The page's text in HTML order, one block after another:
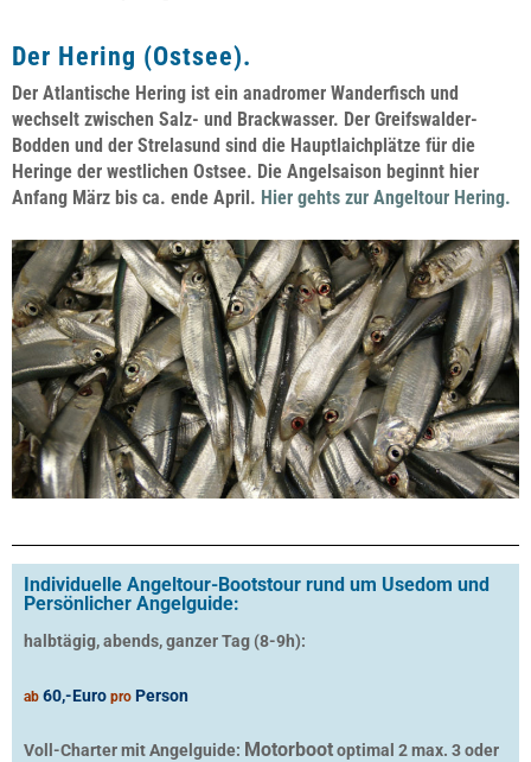
Der Hering (Ostsee).
Der Atlantische Hering ist ein anadromer Wanderfisch und
wechselt zwischen Salz- und Brackwasser. Der Greifswalder-
Bodden und der Strelasund sind die Hauptlaichplätze für die
Heringe der westlichen Ostsee. Die Angelsaison beginnt hier
Anfang März bis ca. ende April. Hier gehts zur Angeltour Hering.
Individuelle Angeltour-Bootstour rund um Usedom und
Persönlicher Angelguide:
halbtägig, abends, ganzer Tag (8-9h):
ab 60,-Euro pro Person
Voll-Charter mit Angelguide: Motorbootoptimal 2 max. 3 oder